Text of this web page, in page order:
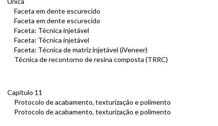
Faceta em dente escurecido
Faceta em dente escurecido
Faceta: Técnica injetável
Faceta: Técnica injetável
Faceta: Técnica de matriz injetável (iVeneer)
Técnica de recontorno de resina composta (TRRC)
Capítulo 11
Protocolo de acabamento, texturização e polimento
Protocolo de acabamento, texturização e polimento